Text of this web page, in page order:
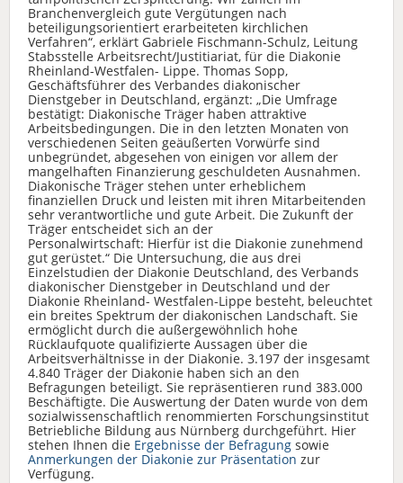
Branchenvergleich gute Vergütungen nach
beteiligungsorientiert erarbeiteten kirchlichen
Verfahren“, erklärt Gabriele Fischmann-Schulz, Leitung
Stabsstelle Arbeitsrecht/Justitiariat, für die Diakonie
Rheinland-Westfalen- Lippe. Thomas Sopp,
Geschäftsführer des Verbandes diakonischer
Dienstgeber in Deutschland, ergänzt: „Die Umfrage
bestätigt: Diakonische Träger haben attraktive
Arbeitsbedingungen. Die in den letzten Monaten von
verschiedenen Seiten geäußerten Vorwürfe sind
unbegründet, abgesehen von einigen vor allem der
mangelhaften Finanzierung geschuldeten Ausnahmen.
Diakonische Träger stehen unter erheblichem
finanziellen Druck und leisten mit ihren Mitarbeitenden
sehr verantwortliche und gute Arbeit. Die Zukunft der
Träger entscheidet sich an der
Personalwirtschaft: Hierfür ist die Diakonie zunehmend
gut gerüstet.“ Die Untersuchung, die aus drei
Einzelstudien der Diakonie Deutschland, des Verbands
diakonischer Dienstgeber in Deutschland und der
Diakonie Rheinland- Westfalen-Lippe besteht, beleuchtet
ein breites Spektrum der diakonischen Landschaft. Sie
ermöglicht durch die außergewöhnlich hohe
Rücklaufquote qualifizierte Aussagen über die
Arbeitsverhältnisse in der Diakonie. 3.197 der insgesamt
4.840 Träger der Diakonie haben sich an den
Befragungen beteiligt. Sie repräsentieren rund 383.000
Beschäftigte. Die Auswertung der Daten wurde von dem
sozialwissenschaftlich renommierten Forschungsinstitut
Betriebliche Bildung aus Nürnberg durchgeführt. Hier
stehen Ihnen die Ergebnisse der Befragung sowie
Anmerkungen der Diakonie zur Präsentation zur
Verfügung.